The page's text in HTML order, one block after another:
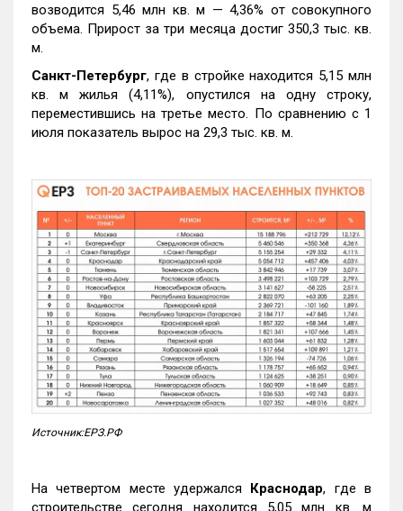
возводится 5,46 млн кв. м — 4,36% от совокупного
объема. Прирост за три месяца достиг 350,3 тыс. кв.
м.
Санкт-Петербург, где в стройке находится 5,15 млн
кв. м жилья (4,11%), опустился на одну строку,
переместившись на третье место. По сравнению с 1
июля показатель вырос на 29,3 тыс. кв. м.
Источник:ЕРЗ.РФ
На четвертом месте удержался Краснодар, где в
строительстве сегодня находится 5,05 млн кв. м